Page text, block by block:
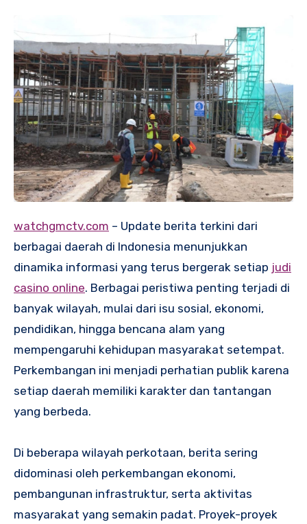
watchgmctv.com – Update berita terkini dari
berbagai daerah di Indonesia menunjukkan
dinamika informasi yang terus bergerak setiap judi
casino online. Berbagai peristiwa penting terjadi di
banyak wilayah, mulai dari isu sosial, ekonomi,
pendidikan, hingga bencana alam yang
mempengaruhi kehidupan masyarakat setempat.
Perkembangan ini menjadi perhatian publik karena
setiap daerah memiliki karakter dan tantangan
yang berbeda.
Di beberapa wilayah perkotaan, berita sering
didominasi oleh perkembangan ekonomi,
pembangunan infrastruktur, serta aktivitas
masyarakat yang semakin padat. Proyek-proyek